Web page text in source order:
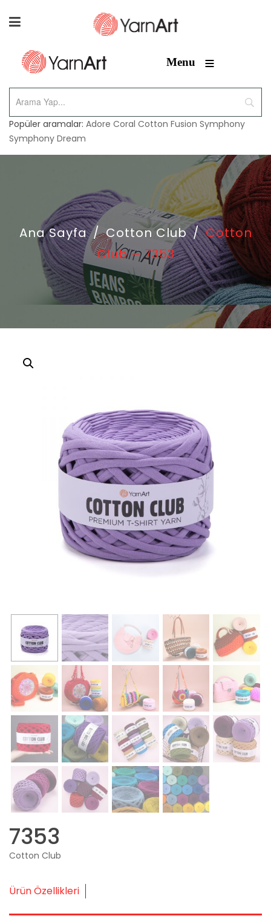
Menu ≡
Popüler aramalar: Adore Coral Cotton Fusion Symphony
Symphony Dream
Ana Sayfa / Cotton Club / Cotton
Club – 7353
7353
Cotton Club
Ürün Özellikleri